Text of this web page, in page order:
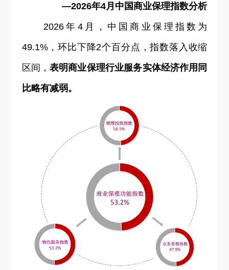
—2026年4月中国商业保理指数分析
2026 年4月，中国商业保理指数为
49.1%，环比下降2个百分点，指数落入收缩
区间，表明商业保理行业服务实体经济作用同
比略有减弱。